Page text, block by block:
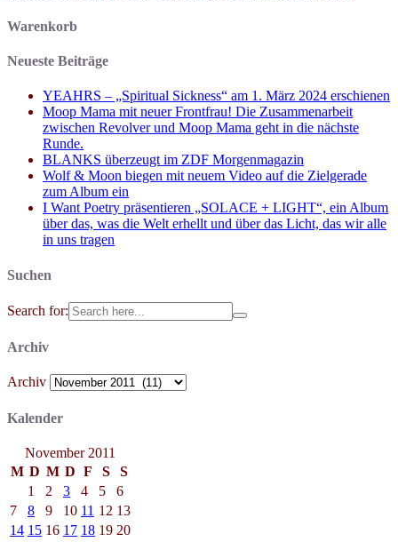
Warenkorb
Neueste Beiträge
YEAHRS – „Spiritual Sickness“ am 1. März 2024 erschienen
Moop Mama mit neuer Frontfrau! Die Zusammenarbeit
zwischen Revolver und Moop Mama geht in die nächste
Runde.
BLANKS überzeugt im ZDF Morgenmagazin
Wolf & Moon biegen mit neuem Video auf die Zielgerade
zum Album ein
I Want Poetry präsentieren „SOLACE + LIGHT“, ein Album
über das, was die Welt erhellt und über das Licht, das wir alle
in uns tragen
Suchen
Search for:
Archiv
Archiv
Kalender
November 2011
M D M D F S
S
1
2 3 4 5
6
7
8 9 10 11 12 13
14 15 16 17 18 19 20